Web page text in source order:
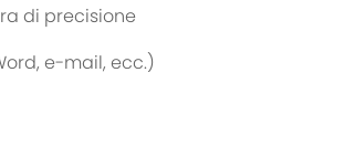
di precisione
e-mail, ecc.)